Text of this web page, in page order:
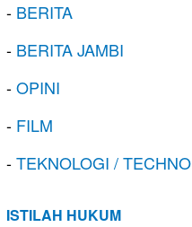
- BERITA
- BERITA JAMBI
-OPINI
- FILM
-TEKNOLOGI / TECHNO
ISTILAH HUKUM